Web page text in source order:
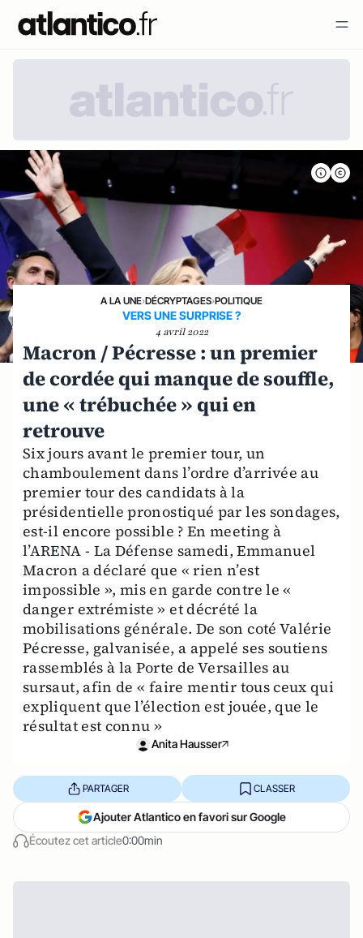
A LA UNE›DÉCRYPTAGES›POLITIQUE
VERS UNE SURPRISE ?
4 avril 2022
Macron / Pécresse : un premier
de cordée qui manque de souffle,
une « trébuchée » qui en
retrouve
Six jours avant le premier tour, un
chamboulement dans l’ordre d’arrivée au
premier tour des candidats à la
présidentielle pronostiqué par les sondages,
est-il encore possible ? En meeting à
l’ARENA - La Défense samedi, Emmanuel
Macron a déclaré que « rien n’est
impossible », mis en garde contre le «
danger extrémiste » et décrété la
mobilisations générale. De son coté Valérie
Pécresse, galvanisée, a appelé ses soutiens
rassemblés à la Porte de Versailles au
sursaut, afin de « faire mentir tous ceux qui
expliquent que l’élection est jouée, que le
résultat est connu »
Anita Hausser
Écoutez cet article0:00min
PARTAGER CLASSER
Ajouter Atlantico en favori sur Google